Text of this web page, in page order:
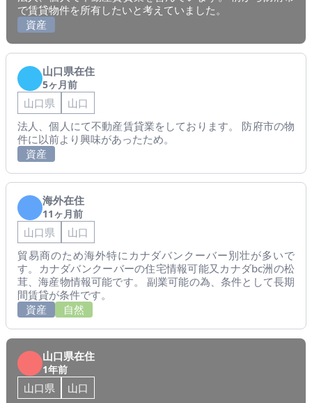
で賃貸物件を所有したいと考えていました。
資産
山口県在住
5ヶ月前
山口県
山口
法人、個人にて不動産賃貸業をしております。 防府市の物
件に以前より興味があったため。
資産
海外在住
11ヶ月前
山口県
山口
貿易商のため海外特にカナダバンクーバー別壮が多いで
す。カナダバンクーバーの住宅情報可能又カナダbc洲の松
茸、海産物情報可能です。 副業可能の為、条件として長期
間賃貸が条件です。
資産
自然
山口県在住
1年前
山口県
山口